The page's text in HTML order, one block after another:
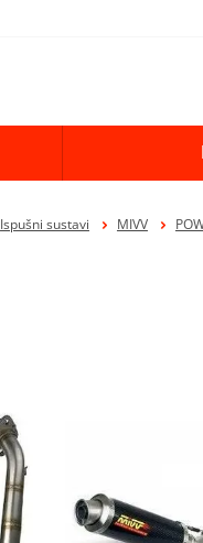
Ispušni sustavi MIVV